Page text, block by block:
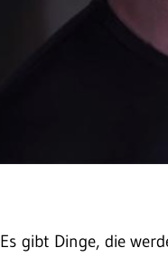
Es gibt Dinge, die